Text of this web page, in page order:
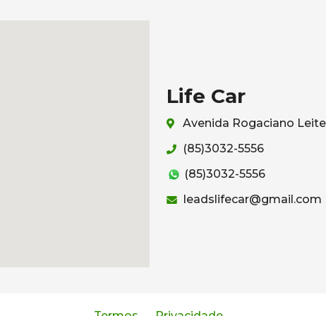
Life Car
Avenida Rogaciano
(85)3032-5556
(85)3032-5556
leadslifecar@gmail.com